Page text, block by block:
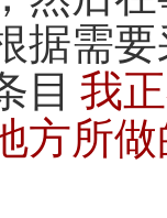
据需
目 我
方所